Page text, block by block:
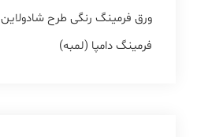
ورق فرمینگ رنگی طرح شادولاین
فرمینگ دامپا (لمبه)